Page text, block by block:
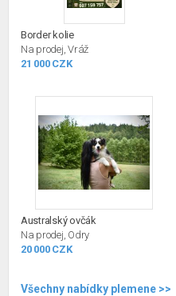
Border kolie
Na prodej, Vráž
21 000 CZK
Australský ovčák
Na prodej, Odry
20 000 CZK
Všechny nabídky plemene >>